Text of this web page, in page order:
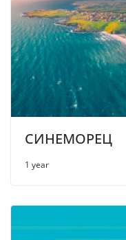
СИНЕМОРЕЦ
1 year